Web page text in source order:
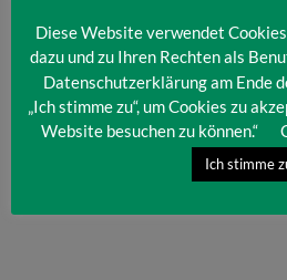
Unsere Gäste(1)
Diese Website verwendet
dazu und zu Ihren Rechten als
Datenschutzerklärung am Ende
„Ich stimme zu“, um Cookies zu
Website besuchen zu können.“
Ich stimme